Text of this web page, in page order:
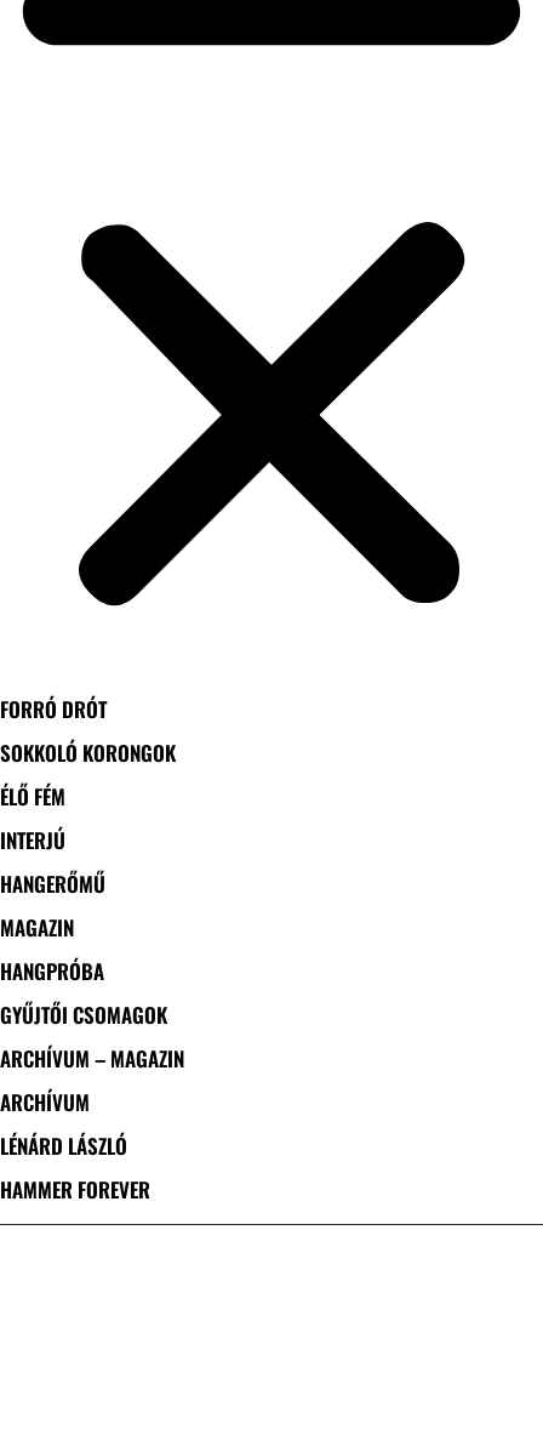
FORRÓ DRÓT
SOKKOLÓ KORONGOK
ÉLŐ FÉM
INTERJÚ
HANGERŐMŰ
MAGAZIN
HANGPRÓBA
GYŰJTŐI CSOMAGOK
ARCHÍVUM – MAGAZIN
ARCHÍVUM
LÉNÁRD LÁSZLÓ
HAMMER FOREVER